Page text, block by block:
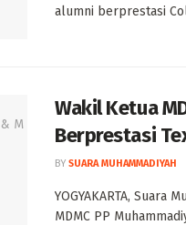
alumni berprestasi
Wakil Ketua
Berprestasi
BY SUARA MUHAMMADIYAH
YOGYAKARTA, Suara
MDMC PP